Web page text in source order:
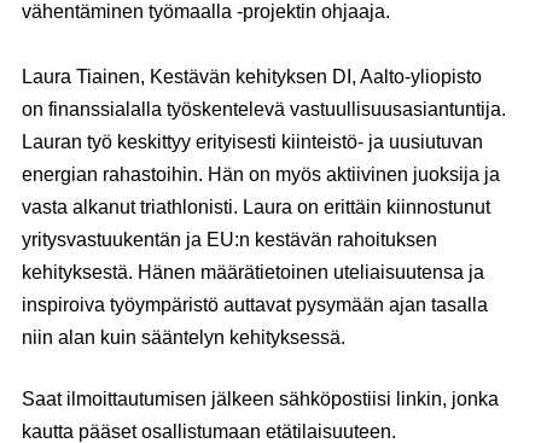
vähentäminen työmaalla -projektin ohjaaja.
Laura Tiainen, Kestävän kehityksen DI, Aalto-yliopisto
on finanssialalla työskentelevä vastuullisuusasiantuntija.
Lauran työ keskittyy erityisesti kiinteistö- ja uusiutuvan
energian rahastoihin. Hän on myös aktiivinen juoksija ja
vasta alkanut triathlonisti. Laura on erittäin kiinnostunut
yritysvastuukentän ja EU:n kestävän rahoituksen
kehityksestä. Hänen määrätietoinen uteliaisuutensa ja
inspiroiva työympäristö auttavat pysymään ajan tasalla
niin alan kuin sääntelyn kehityksessä.
Saat ilmoittautumisen jälkeen sähköpostiisi linkin, jonka
kautta pääset osallistumaan etätilaisuuteen.